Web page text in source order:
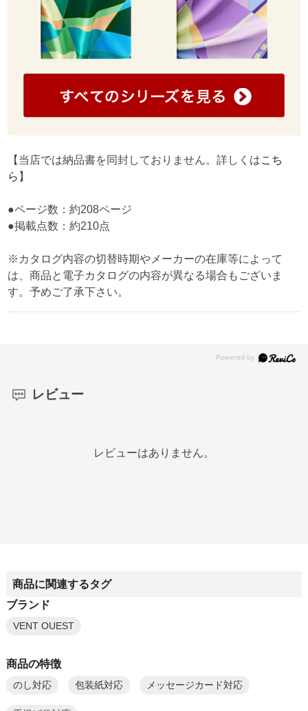
【当店では納品書を同封しておりません。詳しくはこち
ら 】
●ページ数：約208ページ
●掲載点数：約210点
※カタログ内容の切替時期やメーカーの在庫等によって
は、商品と電子カタログの内容が異なる場合もございま
す。予めご了承下さい。
レビュー
レビューはありません。
商品に関連するタグ
ブランド
VENT OUEST
商品の特徴
のし対応 包装紙対応 メッセージカード対応